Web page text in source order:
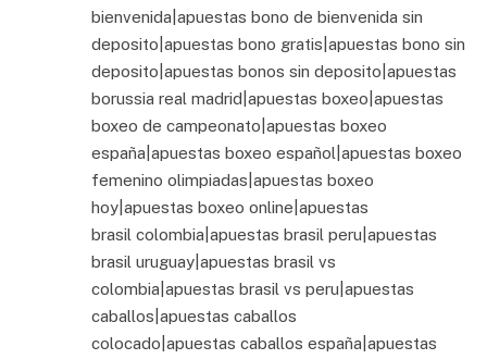
bienvenida|apuestas bono de bienvenida sin
deposito|apuestas bono gratis|apuestas bono sin
deposito|apuestas bonos sin deposito|apuestas
borussia real madrid|apuestas boxeo|apuestas
boxeo de campeonato|apuestas boxeo
españa|apuestas boxeo español|apuestas boxeo
femenino olimpiadas|apuestas boxeo
hoy|apuestas boxeo online|apuestas
brasil colombia|apuestas brasil peru|apuestas
brasil uruguay|apuestas brasil vs
colombia|apuestas brasil vs peru|apuestas
caballos|apuestas caballos
colocado|apuestas caballos españa|apuestas